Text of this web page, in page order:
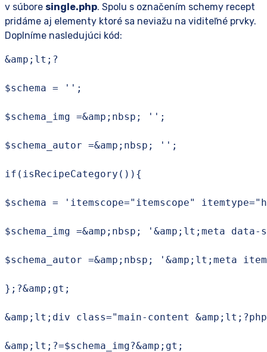
v súbore single.php. Spolu s označením schemy recept
pridáme aj elementy ktoré sa neviažu na viditeľné prvky.
Doplníme nasledujúci kód:
&amp;lt;?
$schema = '';
$schema_img =&amp;nbsp; '';
$schema_autor =&amp;nbsp; '';
if(isRecipeCategory()){
$schema = 'itemscope="itemscope"
$schema_img =&amp;nbsp; '&amp;lt;meta
$schema_autor =&amp;nbsp;
};?&amp;gt;
&amp;lt;div class="main-content
&amp;lt;?=$schema_img?&amp;gt;